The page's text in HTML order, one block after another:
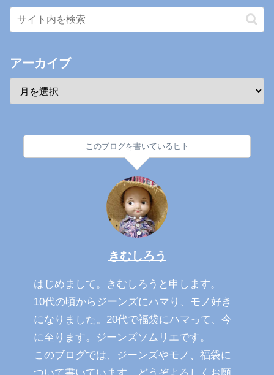
アーカイブ
このブログを書いているヒト
きむしろう
はじめまして。きむしろうと申します。
10代の頃からジーンズにハマり、モノ好き
になりました。20代で福袋にハマって、今
に至ります。ジーンズソムリエです。
このブログでは、ジーンズやモノ、福袋に